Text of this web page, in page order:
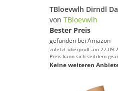
von TBloevwlh
Bester Preis
gefunden bei Amazon
zuletzt überprüft am
Preis kann sich seitdem
Keine weiteren